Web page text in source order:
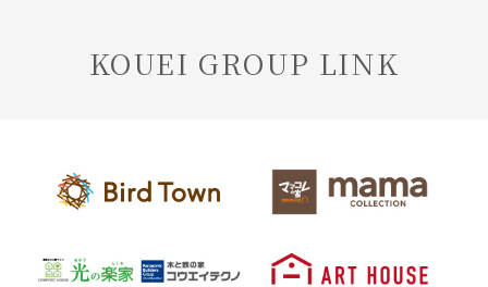
KOUEI GROUP LINK